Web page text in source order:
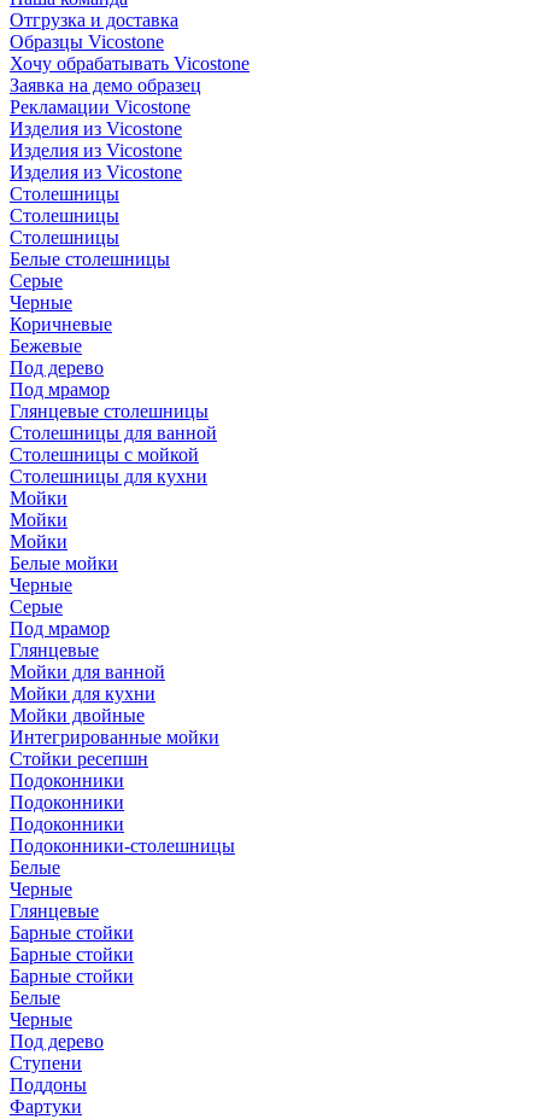
Отгрузка и доставка
Образцы Vicostone
Хочу обрабатывать Vicostone
Заявка на демо образец
Рекламации Vicostone
Изделия из Vicostone
Изделия из Vicostone
Изделия из Vicostone
Столешницы
Столешницы
Столешницы
Белые столешницы
Серые
Черные
Коричневые
Бежевые
Под дерево
Под мрамор
Глянцевые столешницы
Столешницы для ванной
Столешницы с мойкой
Столешницы для кухни
Мойки
Мойки
Мойки
Белые мойки
Черные
Серые
Под мрамор
Глянцевые
Мойки для ванной
Мойки для кухни
Мойки двойные
Интегрированные мойки
Стойки ресепшн
Подоконники
Подоконники
Подоконники
Подоконники-столешницы
Белые
Черные
Глянцевые
Барные стойки
Барные стойки
Барные стойки
Белые
Черные
Под дерево
Ступени
Поддоны
Фартуки